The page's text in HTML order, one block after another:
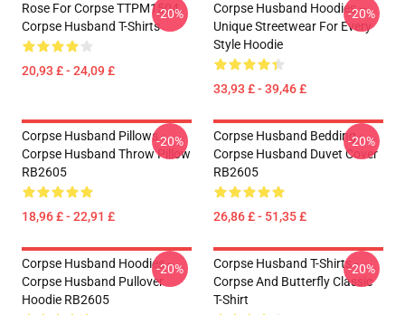
Rose For Corpse TTPM1504
Corpse Husband T-Shirts
20,93 £ - 24,09 £
-20%
Corpse Husband Hoodies –
Unique Streetwear For Every
Style Hoodie
33,93 £ - 39,46 £
-20%
Corpse Husband Pillows -
Corpse Husband Throw Pillow
RB2605
18,96 £ - 22,91 £
-20%
Corpse Husband Bedding -
Corpse Husband Duvet Cover
RB2605
26,86 £ - 51,35 £
-20%
Corpse Husband Hoodies -
Corpse Husband Pullover
Hoodie RB2605
-20%
Corpse Husband T-Shirts -
Corpse And Butterfly Classic
T-Shirt
-20%